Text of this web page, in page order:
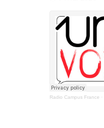
Radio Campus France ·